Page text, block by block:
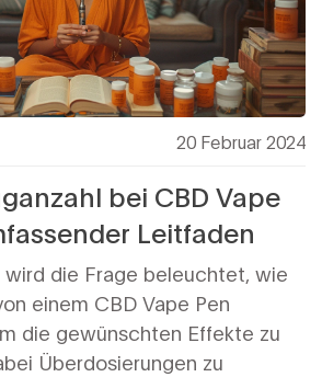
20 Februar 2024
bei CBD Vape
Leitfaden
wird die Frage beleuchtet, wie
einem CBD Vape Pen
die gewünschten Effekte zu
Überdosierungen zu